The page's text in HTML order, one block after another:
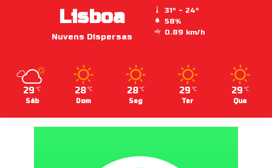
Lisboa
Nuvens Dispersas
31º - 24º
58%
0.89 km/h
29 ℃
Sáb
28 ℃
Dom
28 ℃
Seg
29 ℃
Ter
29 ℃
Qua